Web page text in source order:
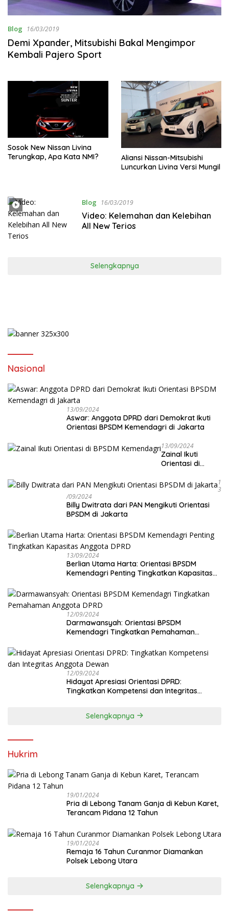
Blog 16/03/2019
Demi Xpander, Mitsubishi Bakal Mengimpor
Kembali Pajero Sport
Sosok New Nissan Livina
Terungkap, Apa Kata NMI?
Aliansi Nissan-Mitsubishi
Luncurkan Livina Versi Mungil
Blog 16/03/2019
Video: Kelemahan dan Kelebihan
All New Terios
Selengkapnya
Nasional
13/09/2024
Aswar: Anggota DPRD dari Demokrat Ikuti
Orientasi BPSDM Kemendagri di Jakarta
13/09/2024
Zainal Ikuti
Orientasi di
Kemendagri
1
3
/09/2024
Billy Dwitrata dari PAN Mengikuti Orientasi
BPSDM di Jakarta
13/09/2024
Berlian Utama Harta: Orientasi BPSDM
Kemendagri Penting Tingkatkan Kapasitas
12/09/2024
Darmawansyah: Orientasi BPSDM
Kemendagri Tingkatkan Pemahaman
12/09/2024
Hidayat Apresiasi Orientasi DPRD:
Tingkatkan Kompetensi dan Integritas
Selengkapnya
Hukrim
19/01/2024
Pria di Lebong Tanam Ganja di Kebun Karet,
Terancam Pidana 12 Tahun
19/01/2024
Remaja 16 Tahun Curanmor Diamankan
Polsek Lebong Utara
Selengkapnya